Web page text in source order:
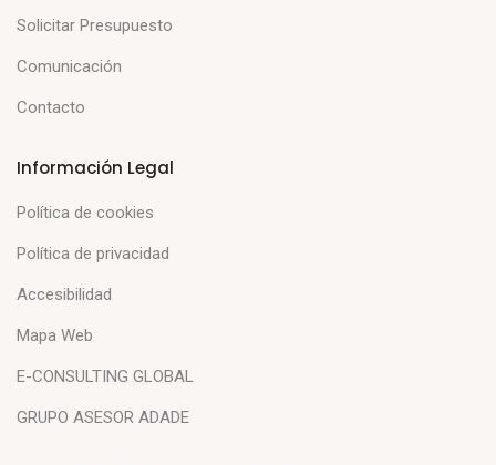
Solicitar Presupuesto
Comunicación
Contacto
Información Legal
Política de cookies
Política de privacidad
Accesibilidad
Mapa Web
E-CONSULTING GLOBAL
GRUPO ASESOR ADADE